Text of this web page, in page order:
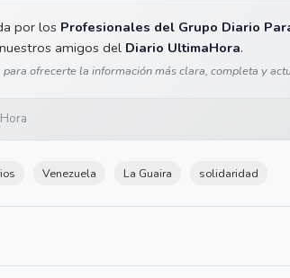
por los Profesionales del Grupo Diario
amigos del Diario UltimaHora.
ofrecerte la información más clara, completa y
Venezuela La Guaira solidaridad